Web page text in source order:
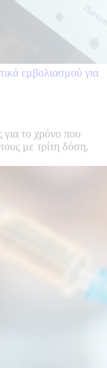
εμβολιασμού για
για το χρόνο που
με τρίτη δόση,